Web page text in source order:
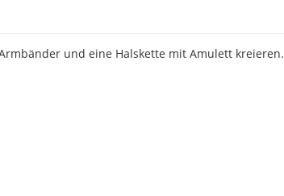
und eine Halskette mit Amulett kreieren.